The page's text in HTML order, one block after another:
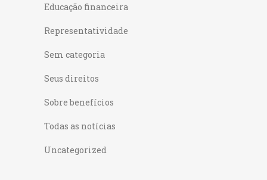
Educação financeira
Representatividade
Sem categoria
Seus direitos
Sobre benefícios
Todas as notícias
Uncategorized